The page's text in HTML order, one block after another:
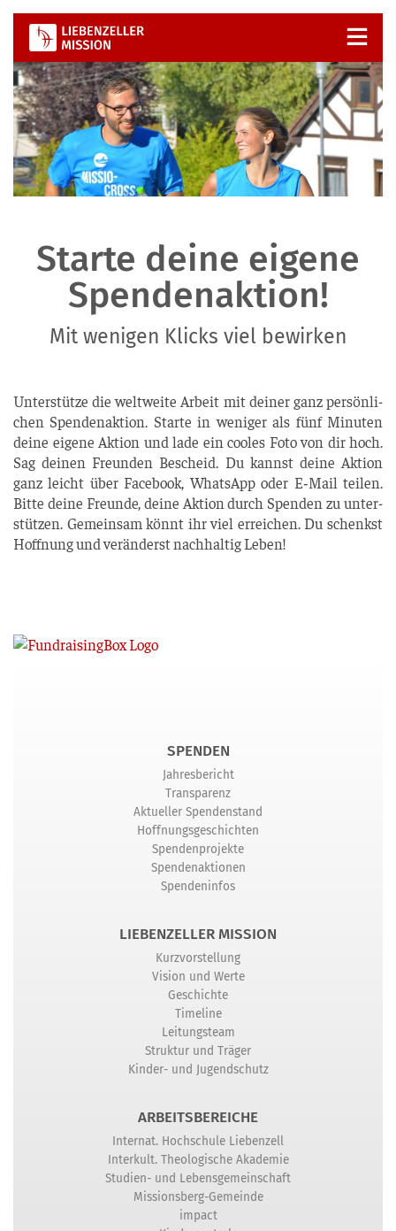
Zum
Inhalt
springen
Starte deine eigene
Spendenaktion!
Mit wenigen Klicks viel bewirken
Unter­stüt­ze die welt­wei­te Arbeit mit dei­ner ganz per­sön­li­
chen Spen­den­ak­ti­on. Star­te in weni­ger als fünf Minu­ten
dei­ne eige­ne Akti­on und lade ein coo­les Foto von dir hoch.
Sag dei­nen Freun­den Bescheid. Du kannst dei­ne Akti­on
ganz leicht über Face­book, Whats­App oder E‑Mail tei­len.
Bit­te dei­ne Freun­de, dei­ne Akti­on durch Spen­den zu unter­
stüt­zen. Gemein­sam könnt ihr viel errei­chen. Du schenkst
Hoff­nung und ver­än­derst nach­hal­tig Leben!
SPENDEN
Jahresbericht
Transparenz
Aktueller Spendenstand
Hoffnungsgeschichten
Spendenprojekte
Spendenaktionen
Spendeninfos
LIEBENZELLER MISSION
Kurzvorstellung
Vision und Werte
Geschichte
Timeline
Leitungsteam
Struktur und Träger
Kinder- und Jugendschutz
ARBEITSBEREICHE
Internat. Hochschule Liebenzell
Interkult. Theologische Akademie
Studien- und Lebensgemeinschaft
Missionsberg-Gemeinde
impact